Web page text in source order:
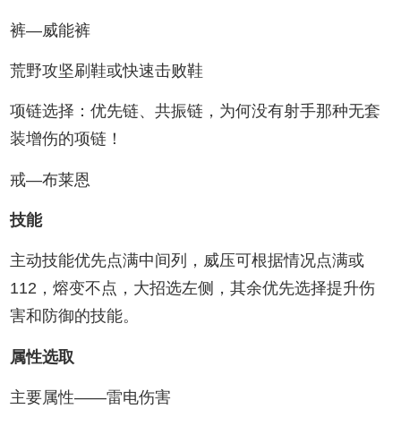
裤—威能裤
荒野攻坚刷鞋或快速击败鞋
项链选择：优先链、共振链，为何没有射手那种无套
装增伤的项链！
戒—布莱恩
技能
主动技能优先点满中间列，威压可根据情况点满或
112，熔变不点，大招选左侧，其余优先选择提升伤
害和防御的技能。
属性选取
主要属性——雷电伤害